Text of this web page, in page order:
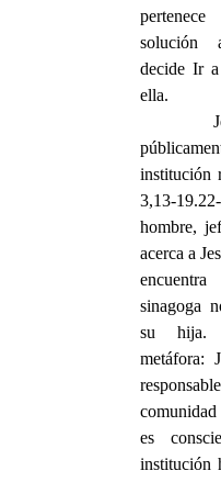
solución
decide Ir
ella.
institución
3,13-
hombre,
acerca a
sinagoga
su hija.
metáfora:
es
institución